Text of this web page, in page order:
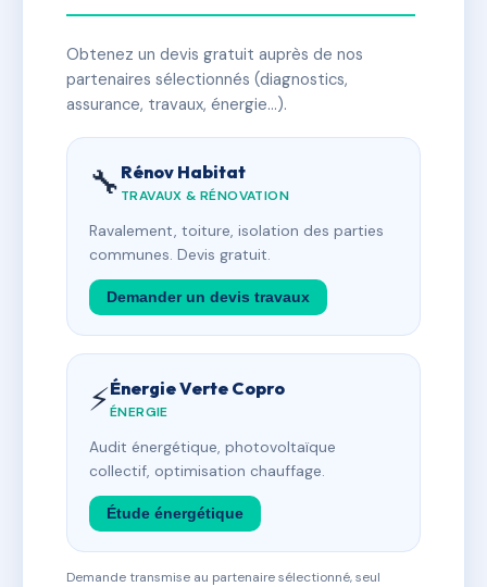
Obtenez un devis gratuit auprès de nos
partenaires sélectionnés (diagnostics,
assurance, travaux, énergie…).
🔧 Rénov Habitat
TRAVAUX & RÉNOVATION
Ravalement, toiture, isolation des parties
communes. Devis gratuit.
Demander un devis travaux
⚡Énergie Verte Copro
ÉNERGIE
Audit énergétique, photovoltaïque
collectif, optimisation chauffage.
Étude énergétique
Demande transmise au partenaire sélectionné, seul